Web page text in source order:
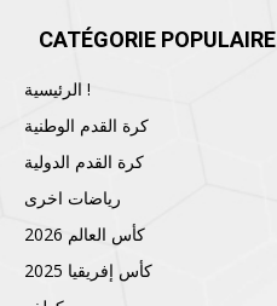
CATÉGORIE POPULAIRE
الرئيسية !
كرة القدم الوطنية
كرة القدم الدولية
رياضات اخرى
كأس العالم 2026
كأس إفريقيا 2025